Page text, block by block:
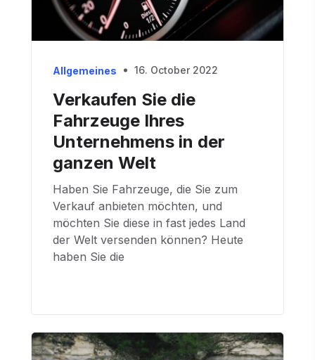
Allgemeines 16. October 2022
Verkaufen Sie die
Fahrzeuge Ihres
Unternehmens in der
ganzen Welt
Haben Sie Fahrzeuge, die Sie zum
Verkauf anbieten möchten, und
möchten Sie diese in fast jedes Land
der Welt versenden können? Heute
haben Sie die